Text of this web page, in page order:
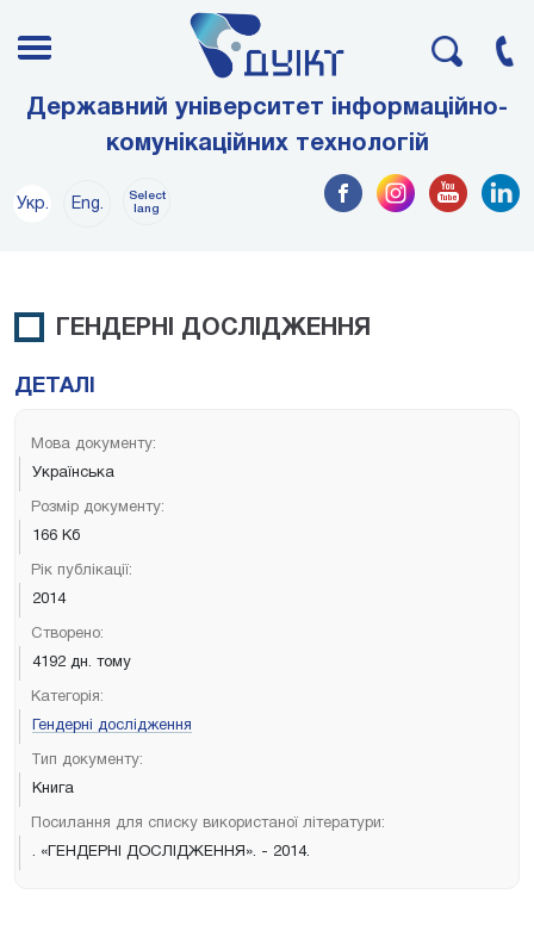
Державний університет інформаційно-
комунікаційних технологій
Укр. Eng.
Select
lang
ГЕНДЕРНІ ДОСЛІДЖЕННЯ
ДЕТАЛІ
Мова документу:
Українська
Розмір документу:
166 Кб
Рік публікації:
2014
Створено:
4192 дн. тому
Категорія:
Гендерні дослідження
Тип документу:
Книга
Посилання для списку використаної літератури:
. «ГЕНДЕРНІ ДОСЛІДЖЕННЯ». - 2014.